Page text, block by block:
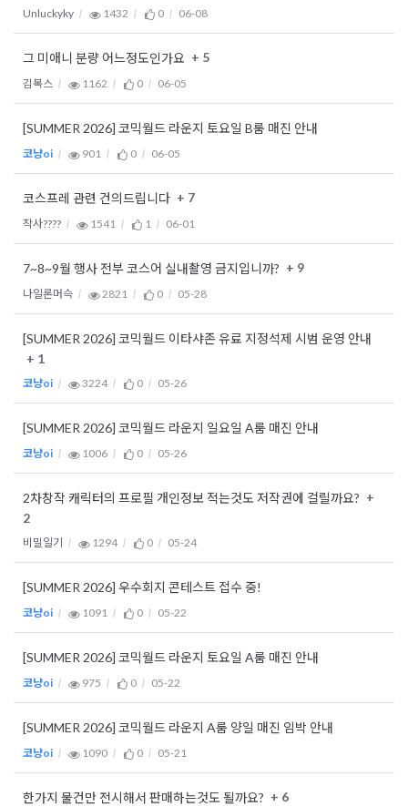
Unluckyky 1432 0 06-08
그 미애니 분량 어느정도인가요 + 5
김복스 1162 0 06-05
[SUMMER 2026] 코믹월드 라운지 토요일 B룸 매진 안내
코냥oi 901 0 06-05
코스프레 관련 건의드립니다 + 7
작사???? 1541 1 06-01
7~8~9월 행사 전부 코스어 실내촬영 금지입니까? + 9
나일론머슥 2821 0 05-28
[SUMMER 2026] 코믹월드 이타샤존 유료 지정석제 시범 운영 안내
+ 1
코냥oi 3224 0 05-26
[SUMMER 2026] 코믹월드 라운지 일요일 A룸 매진 안내
코냥oi 1006 0 05-26
2차창작 캐릭터의 프로필 개인정보 적는것도 저작권에 걸릴까요? +
2
비밀일기 1294 0 05-24
[SUMMER 2026] 우수회지 콘테스트 접수 중!
코냥oi 1091 0 05-22
[SUMMER 2026] 코믹월드 라운지 토요일 A룸 매진 안내
코냥oi 975 0 05-22
[SUMMER 2026] 코믹월드 라운지 A룸 양일 매진 임박 안내
코냥oi 1090 0 05-21
한가지 물건만 전시해서 판매하는것도 될까요? + 6